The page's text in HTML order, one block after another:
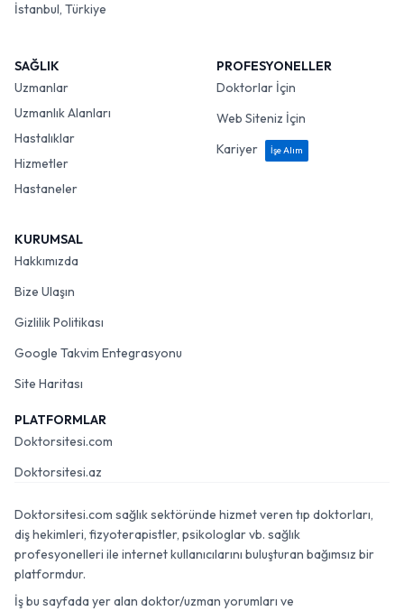
İstanbul, Türkiye
SAĞLIK
Uzmanlar
Uzmanlık Alanları
Hastalıklar
Hizmetler
Hastaneler
PROFESYONELLER
Doktorlar İçin
Web Siteniz İçin
Kariyer
İşe Alım
KURUMSAL
Hakkımızda
Bize Ulaşın
Gizlilik Politikası
Google Takvim Entegrasyonu
Site Haritası
PLATFORMLAR
Doktorsitesi.com
Doktorsitesi.az
Doktorsitesi.com sağlık sektöründe hizmet veren tıp doktorları,
diş hekimleri, fizyoterapistler, psikologlar vb. sağlık
profesyonelleri ile internet kullanıcılarını buluşturan bağımsız bir
platformdur.
İş bu sayfada yer alan doktor/uzman yorumları ve